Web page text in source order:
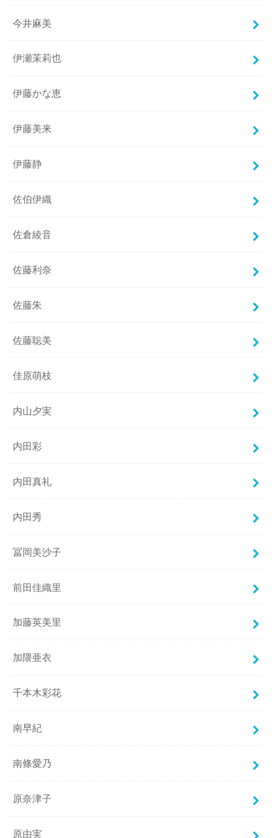
今井麻美
伊瀬茉莉也
伊藤かな恵
伊藤美来
伊藤静
佐伯伊織
佐倉綾音
佐藤利奈
佐藤朱
佐藤聡美
佳原萌枝
内山夕実
内田彩
内田真礼
内田秀
冨岡美沙子
前田佳織里
加藤英美里
加隈亜衣
千本木彩花
南早紀
南條愛乃
原奈津子
原由実